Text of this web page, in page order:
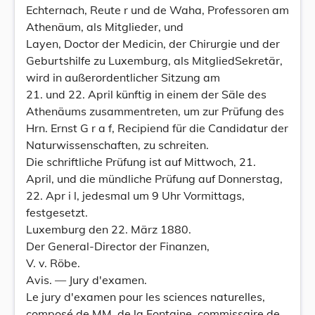
Echternach, Reute r und de Waha, Professoren am
Athenäum, als Mitglieder, und
Layen, Doctor der Medicin, der Chirurgie und der
Geburtshilfe zu Luxemburg, als MitgliedSekretär,
wird in außerordentlicher Sitzung am
21. und 22. April künftig in einem der Säle des
Athenäums zusammentreten, um zur Prüfung des
Hrn. Ernst G r a f, Recipiend für die Candidatur der
Naturwissenschaften, zu schreiten.
Die schriftliche Prüfung ist auf Mittwoch, 21.
April, und die mündliche Prüfung auf Donnerstag,
22. Apr i l, jedesmal um 9 Uhr Vormittags,
festgesetzt.
Luxemburg den 22. März 1880.
Der General-Director der Finanzen,
V. v. Röbe.
Avis. — Jury d'examen.
Le jury d'examen pour les sciences naturelles,